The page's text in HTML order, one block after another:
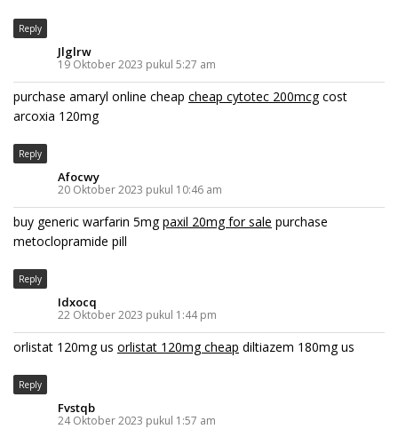
Reply
Jlglrw
19 Oktober 2023 pukul 5:27 am
purchase amaryl online cheap cheap cytotec 200mcgcost
arcoxia 120mg
Reply
Afocwy
20 Oktober 2023 pukul 10:46 am
buy generic warfarin 5mgpaxil 20mg for sale purchase
metoclopramide pill
Reply
Idxocq
22 Oktober 2023 pukul 1:44 pm
orlistat 120mg us orlistat 120mg cheap diltiazem 180mg us
Reply
Fvstqb
24 Oktober 2023 pukul 1:57 am